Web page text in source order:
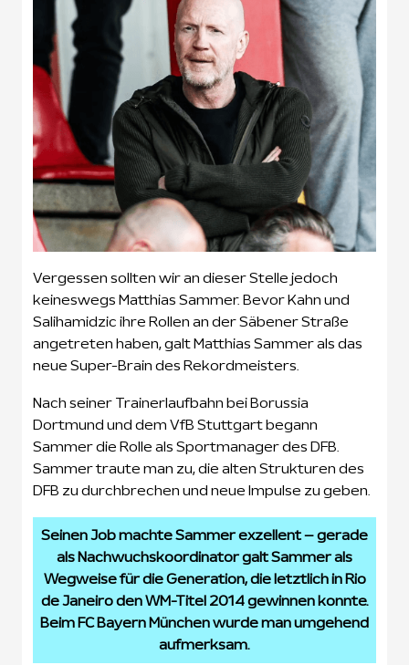
Vergessen sollten wir an dieser Stelle jedoch
keineswegs Matthias Sammer. Bevor Kahn und
Salihamidzic ihre Rollen an der Säbener Straße
angetreten haben, galt Matthias Sammer als das
neue Super-Brain des Rekordmeisters.
Nach seiner Trainerlaufbahn bei Borussia
Dortmund und dem VfB Stuttgart begann
Sammer die Rolle als Sportmanager des DFB.
Sammer traute man zu, die alten Strukturen des
DFB zu durchbrechen und neue Impulse zu geben.
Seinen Job machte Sammer exzellent – gerade
als Nachwuchskoordinator galt Sammer als
Wegweise für die Generation, die letztlich in Rio
de Janeiro den WM-Titel 2014 gewinnen konnte.
Beim FC Bayern München wurde man umgehend
aufmerksam.